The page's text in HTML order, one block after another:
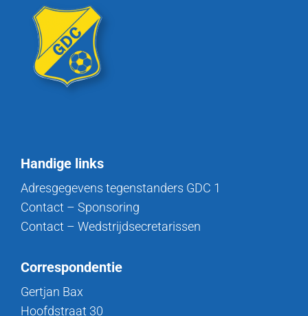
Handige links
Adresgegevens tegenstanders GDC 1
Contact – Sponsoring
Contact – Wedstrijdsecretarissen
Correspondentie
Gertjan Bax
Hoofdstraat 30